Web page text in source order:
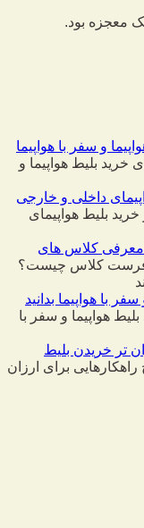
معجزه بود.
و سفر با هواپیما
خرید بلیط هواپیما و
داخلی و خارجی
بلیط هواپیمای
کلاس های
فرست کلاس چیست؟
با هواپیما بدانید
هواپیما و سفر با
تر خریدن بلیط
برای ارزان